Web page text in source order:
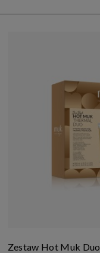
Zestaw Hot Muk Duo